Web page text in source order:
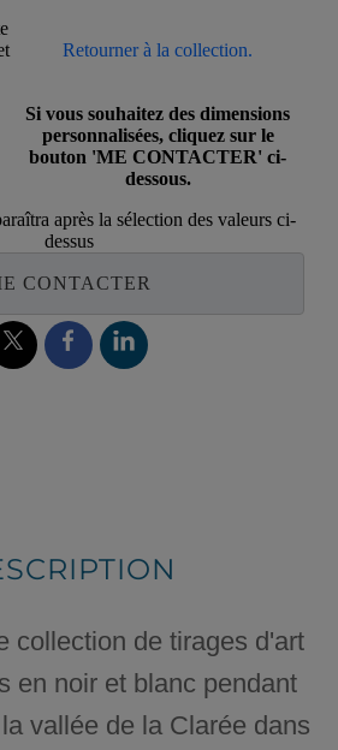
Retourner à la collection.
Si vous souhaitez des dimensions
personnalisées, cliquez sur le
bouton 'ME CONTACTER' ci-
dessous.
après la sélection des valeurs ci-
dessus
CONTACTER
collection de tirages d'art
en noir et blanc pendant
vallée de la Clarée dans